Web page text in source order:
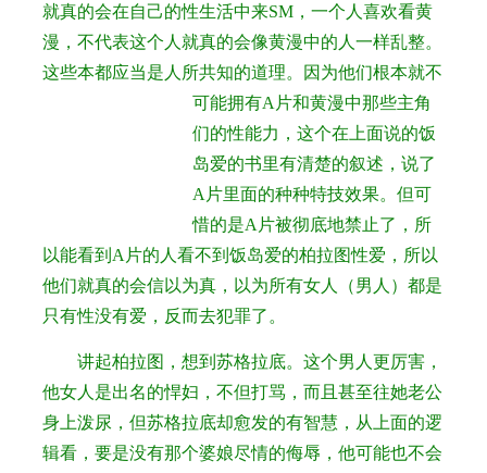
就真的会在自己的性生活中来SM，一个人喜欢看黄
漫，不代表这个人就真的会像黄漫中的人一样乱整。
这些本都应当是人所共知的道理。
因为他们根本就不
可能拥有A片和黄漫中那些主角
们的性能力，这个在上面说的饭
岛爱的书里有清楚的叙述，说了
A片里面的种种特技效果。但可
惜的是A片被彻底地禁止了，所
以能看到A片的人看不到饭岛爱的柏拉图性爱，所以
他们就真的会信以为真，以为所有女人（男人）都是
只有性没有爱，反而去犯罪了。
讲起柏拉图，想到苏格拉底。这个男人更厉害，
他女人是出名的悍妇，不但打骂，而且甚至往她老公
身上泼尿，但苏格拉底却愈发的有智慧，从上面的逻
辑看，要是没有那个婆娘尽情的侮辱，他可能也不会